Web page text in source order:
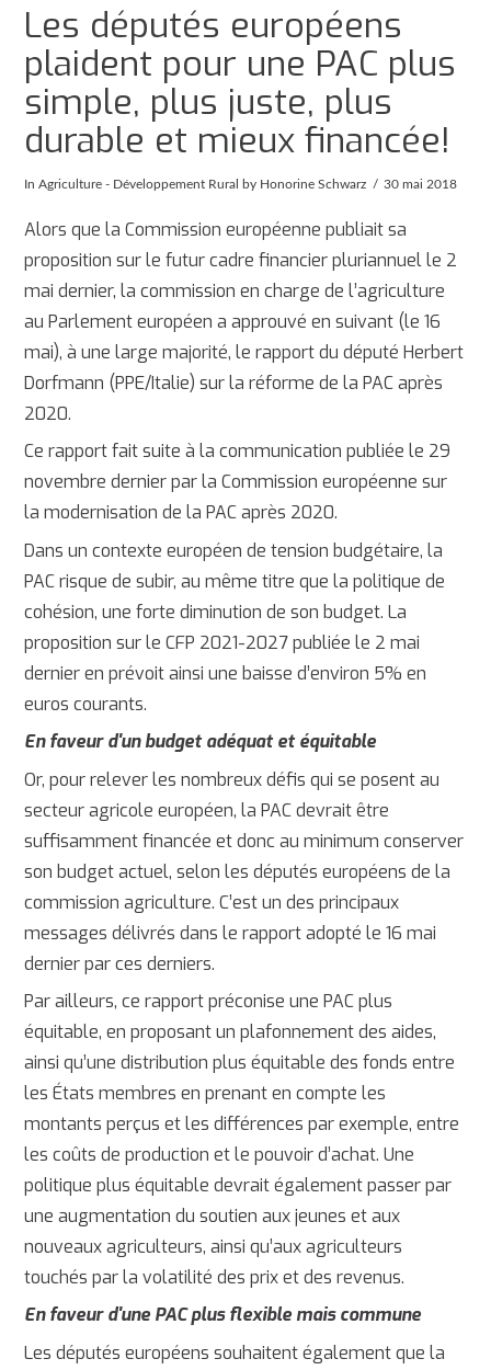
Les députés européens
plaident pour une PAC plus
simple, plus juste, plus
durable et mieux financée!
InAgriculture - Développement Rural by Honorine Schwarz 30 mai 2018
Alors que la Commission européenne publiait sa
proposition sur le futur cadre financier pluriannuel le 2
mai dernier, la commission en charge de l’agriculture
au Parlement européen a approuvé en suivant (le 16
mai), à une large majorité, le rapport du député Herbert
Dorfmann (PPE/Italie) sur la réforme de la PAC après
2020.
Ce rapport fait suite à la communication publiée le 29
novembre dernier par la Commission européenne sur
la modernisation de la PAC après 2020.
Dans un contexte européen de tension budgétaire, la
PAC risque de subir, au même titre que la politique de
cohésion, une forte diminution de son budget. La
proposition sur le CFP 2021-2027 publiée le 2 mai
dernier en prévoit ainsi une baisse d’environ 5% en
euros courants.
En faveur d'un budget adéquat et équitable
Or, pour relever les nombreux défis qui se posent au
secteur agricole européen, la PAC devrait être
suffisamment financée et donc au minimum conserver
son budget actuel, selon les députés européens de la
commission agriculture. C’est un des principaux
messages délivrés dans le rapport adopté le 16 mai
dernier par ces derniers.
Par ailleurs, ce rapport préconise une PAC plus
équitable, en proposant un plafonnement des aides,
ainsi qu’une distribution plus équitable des fonds entre
les États membres en prenant en compte les
montants perçus et les différences par exemple, entre
les coûts de production et le pouvoir d’achat. Une
politique plus équitable devrait également passer par
une augmentation du soutien aux jeunes et aux
nouveaux agriculteurs, ainsi qu’aux agriculteurs
touchés par la volatilité des prix et des revenus.
En faveur d'une PAC plus flexible mais commune
Les députés européens souhaitent également que la